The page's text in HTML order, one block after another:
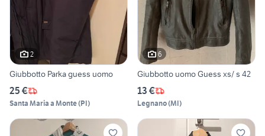
2
Giubbotto Parka guess uomo
25 €
Santa Maria a Monte(PI)
6
Giubbotto uomo Guess xs/ s 42
13 €
Legnano(MI)